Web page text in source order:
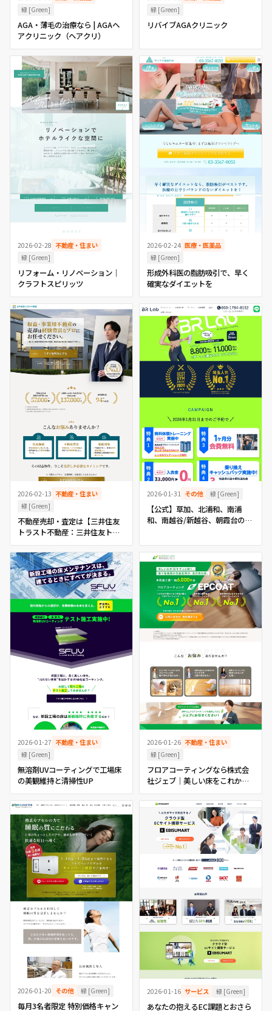
緑 [Green]
AGA・薄毛の治療なら | AGAヘ
アクリニック（ヘアクリ）
緑 [Green]
リバイブAGAクリニック
2026-02-28 不動産・住まい
緑 [Green]
リフォーム・リノベーション｜
クラフトスピリッツ
2026-02-24 医療・医薬品
緑 [Green]
形成外科医の脂肪吸引で、早く
確実なダイエットを
2026-02-13 不動産・住まい
緑 [Green]
不動産売却・査定は【三井住友
トラスト不動産：三井住友トラ
ストグループ】
2026-01-31 その他 緑 [Green]
【公式】草加、北浦和、南浦
和、南越谷/新越谷、朝霞台のパ
2026-01-27 不動産・住まい
緑 [Green]
無溶剤UVコーティングで工場床
の美観維持と清掃性UP
2026-01-26 不動産・住まい
緑 [Green]
フロアコーティングなら株式会
社ジェブ｜美しい床をこれから
もずっと
2026-01-20 その他 緑 [Green]
毎月3名者限定 特別価格キャン
2026-01-16 サービス 緑 [Green]
あなたの抱えるEC課題とおさら